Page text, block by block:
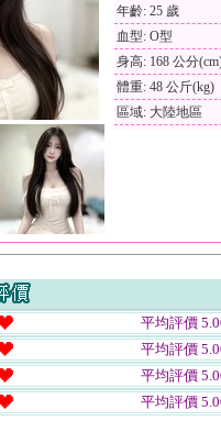
年齡: 25 歲
血型: O型
身高: 168 公分
體重: 48 公斤(kg)
區域: 大陸地區
平均評價
平均評價
平均評價
平均評價